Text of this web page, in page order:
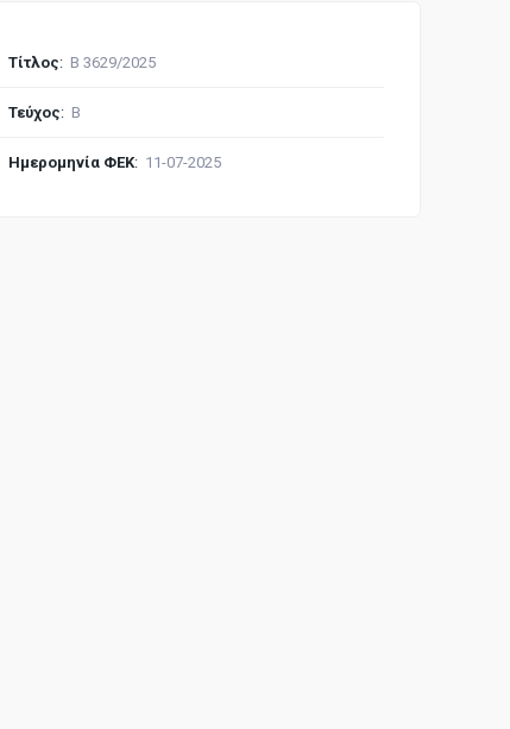
Τίτλος: Β 3629/2025
Τεύχος: Β
Ημερομηνία ΦΕΚ: 11-07-2025